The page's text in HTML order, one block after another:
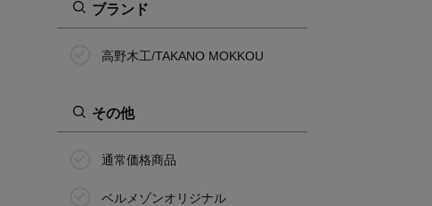
ブランド
高野木工/TAKANO MOKKOU
その他
通常価格商品
ベルメゾンオリジナル